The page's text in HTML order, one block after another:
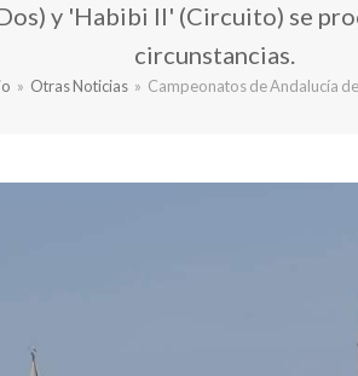
y 'Habibi II' (Circuito) se
circunstancias.
» Otras Noticias » Campeonatos de Andalucía